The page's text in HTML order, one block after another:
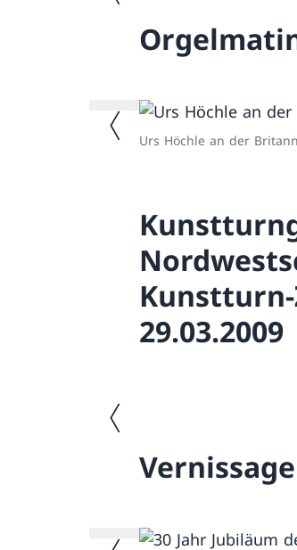
Urs Höchle an der
Vorheriges Bild
29.03.2009
Vorheriges Bild
Vorheriges Bild